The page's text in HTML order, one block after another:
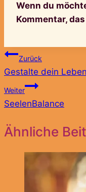
Wenn du
Kommentar,
Zurück
Gestalte dein
Weiter
SeelenBalance
Ähnliche